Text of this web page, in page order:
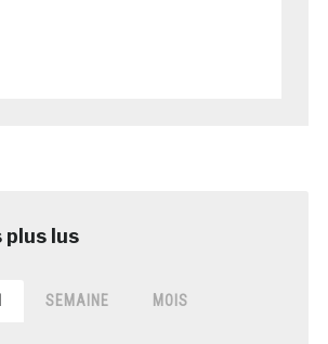
SEMAINE MOIS